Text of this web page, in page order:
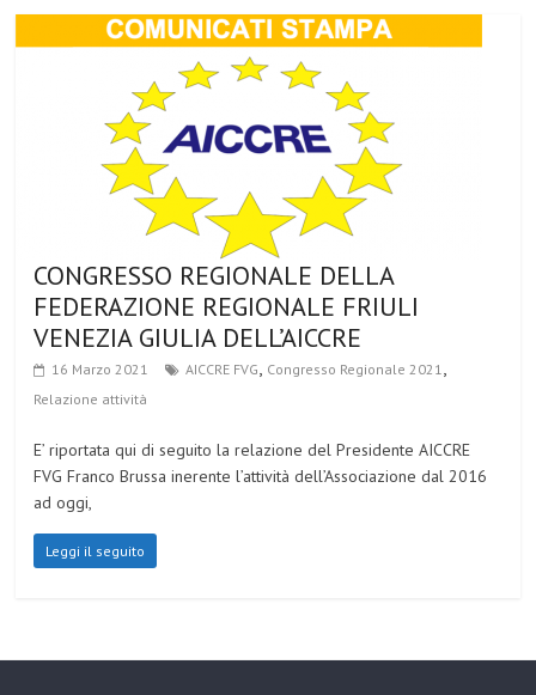
CONGRESSO REGIONALE DELLA
FEDERAZIONE REGIONALE FRIULI
VENEZIA GIULIA DELL’AICCRE
16 Marzo 2021 AICCRE FVG, Congresso Regionale 2021,
Relazione attività
E’ riportata qui di seguito la relazione del Presidente AICCRE
FVG Franco Brussa inerente l’attività dell’Associazione dal 2016
ad oggi,
Leggi il seguito